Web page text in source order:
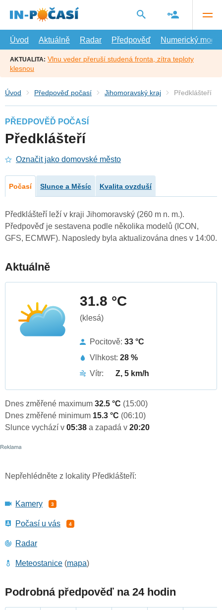
hlavní
Úvod
Aktuálně Radar Předpověď Numerický model
AKTUALITA: Vlnu veder přeruší studená fronta, zítra teploty
klesnou
Úvod Předpověď počasí Jihomoravský kraj Předklášteří
PŘEDPOVĚĎ POČASÍ
Předklášteří
Označit jako domovské město
Počasí Slunce a Měsíc Kvalita ovzduší
Předklášteří leží v kraji Jihomoravský (260 m n. m.).
Předpověď je sestavena podle několika modelů (ICON,
GFS, ECMWF). Naposledy byla aktualizována dnes v 14:00.
Aktuálně
31.8 °C
(klesá)
Pocitově: 33 °C
Vlhkost: 28 %
Vítr:
Z, 5 km/h
Dnes změřené maximum 32.5 °C (15:00)
Dnes změřené minimum 15.3 °C (06:10)
Slunce vychází v 05:38 a zapadá v 20:20
Nepřehlédněte z lokality Předklášteří:
Kamery 3
Počasí u vás 4
Radar
Meteostanice (mapa)
Podrobná předpověď na 24 hodin